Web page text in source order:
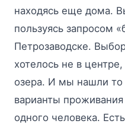
находясь еще дома.
пользуясь запросом
Петрозаводске.
хотелось не в
озера. И мы нашли то
варианты
одного человека.